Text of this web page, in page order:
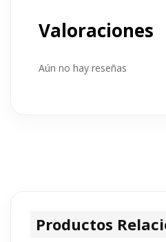
Valoraciones
Aún no hay reseñas
Productos